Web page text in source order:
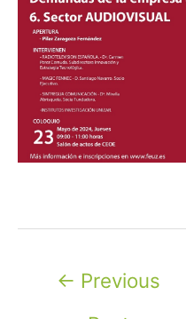
navigation
← Previous